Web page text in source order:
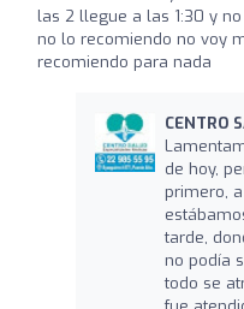
las 2 llegue a las 1:30 y
no lo recomiendo no voy
recomiendo para nada
CENTRO
de hoy,
primero,
tarde,
no podía
todo se